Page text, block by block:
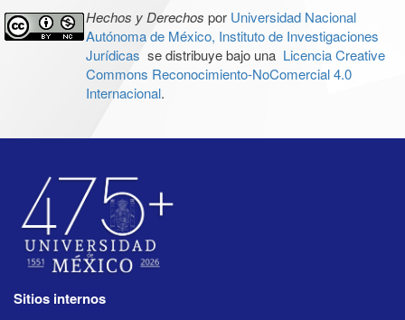
Hechos y Derechos por Universidad Nacional
Autónoma de México, Instituto de Investigaciones
Jurídicas se distribuye bajo una Licencia Creative
Commons Reconocimiento-NoComercial 4.0
Internacional.
Sitios internos